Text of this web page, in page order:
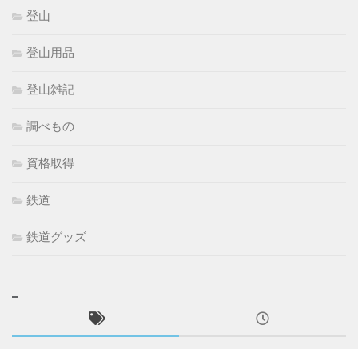
登山
登山用品
登山雑記
調べもの
資格取得
鉄道
鉄道グッズ